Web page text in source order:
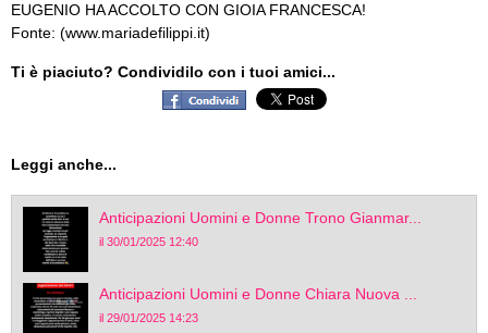
EUGENIO HA ACCOLTO CON GIOIA FRANCESCA!
Fonte: (www.mariadefilippi.it)
Ti è piaciuto? Condividilo con i tuoi amici...
Leggi anche...
Anticipazioni Uomini e Donne Trono Gianmar...
il 30/01/2025 12:40
Anticipazioni Uomini e Donne Chiara Nuova ...
il 29/01/2025 14:23